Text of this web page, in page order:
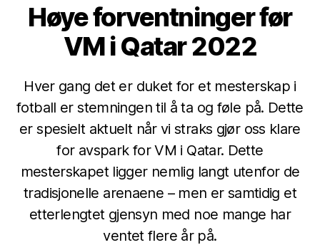
Høye forventninger før
VM i Qatar 2022
Hver gang det er duket for et mesterskap i
fotball er stemningen til å ta og føle på. Dette
er spesielt aktuelt når vi straks gjør oss klare
for avspark for VM i Qatar. Dette
mesterskapet ligger nemlig langt utenfor de
tradisjonelle arenaene – men er samtidig et
etterlengtet gjensyn med noe mange har
ventet flere år på.